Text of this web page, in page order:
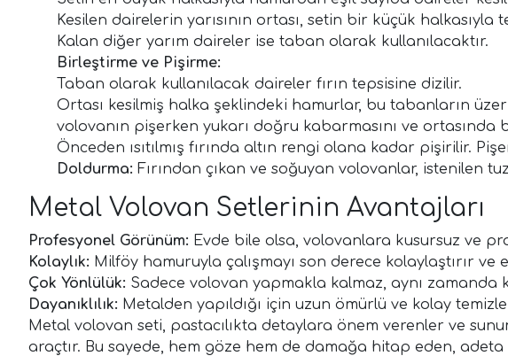
Kesilen dairelerin yarısının ortası, setin bir küçük
Kalan diğer yarım daireler ise taban olarak kullanılacaktır.
Birleştirme ve Pişirme:
Taban olarak kullanılacak daireler fırın tepsisine dizilir.
Ortası kesilmiş halka şeklindeki hamurlar, bu tabanların
volovanın pişerken yukarı doğru kabarmasını ve ortasında
Önceden ısıtılmış fırında altın rengi olana kadar pişirilir.
Doldurma: Fırından çıkan ve soğuyan volovanlar, istenilen
Metal Volovan Setlerinin Avantajları
Profesyonel Görünüm: Evde bile olsa, volovanlara kusursuz ve
Kolaylık: Milföy hamuruyla çalışmayı son derece kolaylaştırır
Çok Yönlülük: Sadece volovan yapmakla kalmaz, aynı
Dayanıklılık: Metalden yapıldığı için uzun ömürlü ve kolay
Metal volovan seti, pastacılıkta detaylara önem verenler ve
araçtır. Bu sayede, hem göze hem de damağa hitap eden,